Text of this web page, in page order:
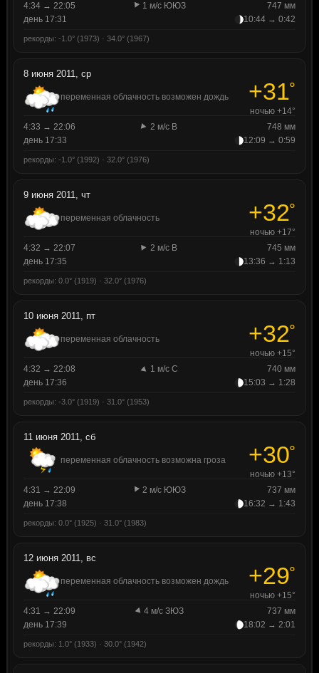
4:34 → 22:05
1 м/с ЮЮЗ
747 мм
день 17:31
10:44 → 0:42
рекорды: -1.0° (1973) · 34.0° (1967)
8 июня 2011, ср
переменная облачность возможен дождь +31°
ночью +14°
4:33 → 22:06
2 м/с В
748 мм
день 17:33
12:09 → 0:59
рекорды: -1.0° (1992) · 32.0° (1976)
9 июня 2011, чт
переменная облачность +32°
ночью +17°
4:32 → 22:07
2 м/с В
745 мм
день 17:35
13:36 → 1:13
рекорды: 0.0° (1919) · 32.0° (1976)
10 июня 2011, пт
переменная облачность +32°
ночью +15°
4:32 → 22:08
1 м/с С
740 мм
день 17:36
15:03 → 1:28
рекорды: -3.0° (1919) · 31.0° (1953)
11 июня 2011, сб
переменная облачность возможна гроза +30°
ночью +13°
4:31 → 22:09
2 м/с ЮЮЗ
737 мм
день 17:38
16:32 → 1:43
рекорды: 0.0° (1925) · 31.0° (1983)
12 июня 2011, вс
переменная облачность возможен дождь +29°
ночью +15°
4:31 → 22:09
4 м/с ЗЮЗ
737 мм
день 17:39
18:02 → 2:01
рекорды: 1.0° (1933) · 30.0° (1942)